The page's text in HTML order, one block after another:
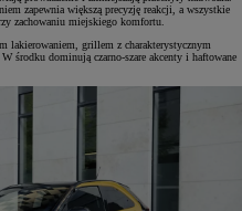
zapewnia większą precyzję reakcji, a wszystkie
zachowaniu miejskiego komfortu.
lakierowaniem, grillem z charakterystycznym
środku dominują czarno-szare akcenty i haftowane